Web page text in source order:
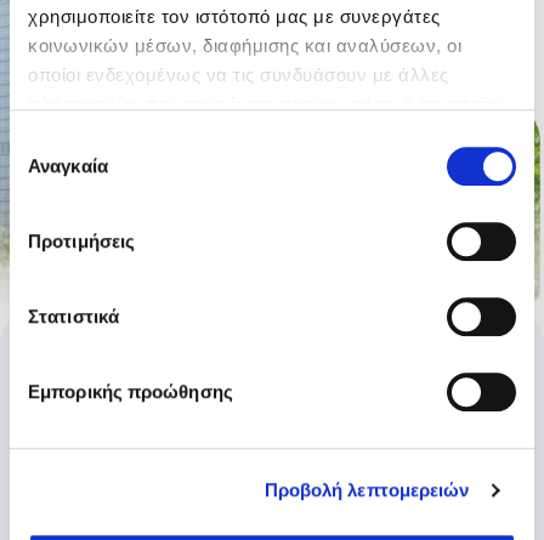
χρησιμοποιείτε τον ιστότοπό μας με συνεργάτες
κοινωνικών μέσων, διαφήμισης και αναλύσεων, οι
οποίοι ενδεχομένως να τις συνδυάσουν με άλλες
των υπηρεσιών τους.
Επιλογή
συγκατάθεσης
Αναγκαία
Προτιμήσεις
Στατιστικά
Εμπορικής προώθησης
Προβολή λεπτομερειών
Εξερεύνησε τα προϊόντα μας